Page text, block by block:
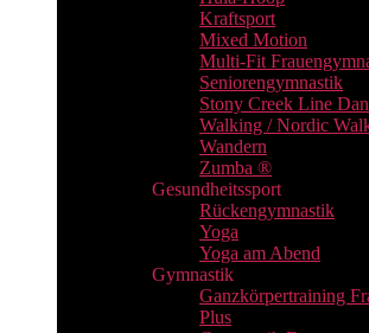
Kraftsport
Mixed Motion
Multi-Fit
Seniorengymnastik
Stony Creek Line
Walking / Nordic
Wandern
Zumba ®
Gesundheitssport
Rückengymnastik
Yoga
Yoga am Abend
Gymnastik
Ganzkörpertraining
Plus